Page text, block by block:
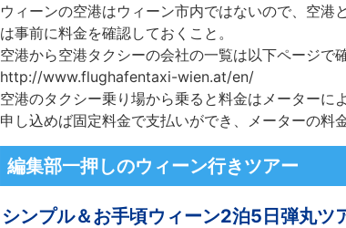
ウィーンの空港はウィーン市内ではないので、 空港
は事前に料金を確認しておくこと。
空港から空港タクシーの会社の一覧は以下ページで
http://www.flughafentaxi-wien.at/en/
空港のタクシー乗り場から乗ると料金はメーターによ
申し込めば固定料金で支払いができ、メーターの料
編集部一押しのウィーン行きツアー
シンプル＆お手頃ウィーン2泊5日弾丸ツ